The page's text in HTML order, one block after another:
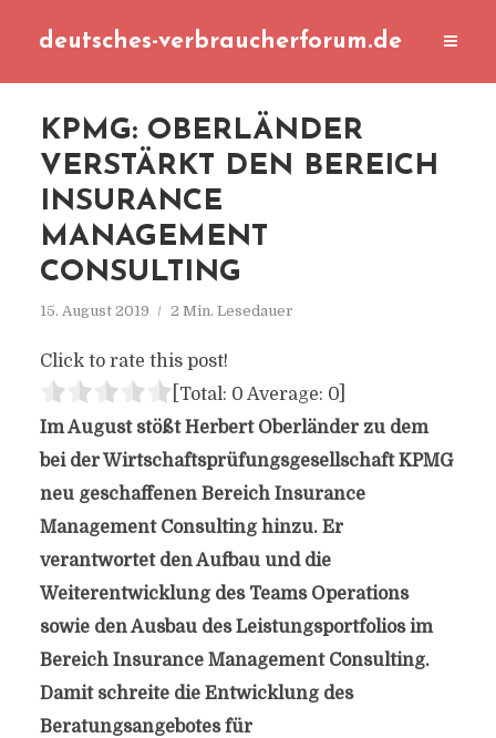
deutsches-verbraucherforum.de
KPMG: OBERLÄNDER
VERSTÄRKT DEN BEREICH
INSURANCE
MANAGEMENT
CONSULTING
15. August 2019 2 Min. Lesedauer
Click to rate this post!
[Total: 0 Average: 0]
Im August stößt Herbert Oberländer zu dem
bei der Wirtschaftsprüfungsgesellschaft KPMG
neu geschaffenen Bereich Insurance
Management Consulting hinzu. Er
verantwortet den Aufbau und die
Weiterentwicklung des Teams Operations
sowie den Ausbau des Leistungsportfolios im
Bereich Insurance Management Consulting.
Damit schreite die Entwicklung des
Beratungsangebotes für